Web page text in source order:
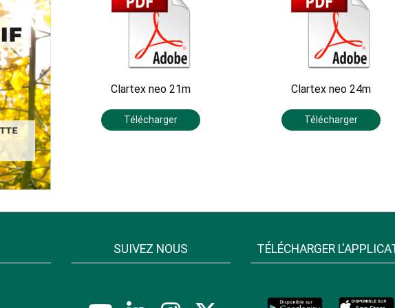
Clartex neo 21m
Télécharger
Clartex neo 24m
Télécharger
SUIVEZ NOUS TÉLÉCHARGER